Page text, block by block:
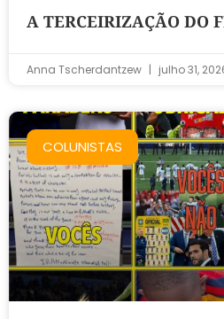
A TERCEIRIZAÇÃO DO
Anna Tscherdantzew julho 31,
COLUNISTAS